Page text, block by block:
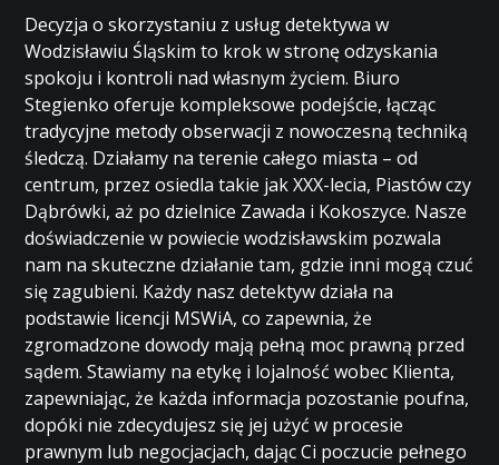
Decyzja o skorzystaniu z usług detektywa w
Wodzisławiu Śląskim to krok w stronę odzyskania
spokoju i kontroli nad własnym życiem. Biuro
Stegienko oferuje kompleksowe podejście, łącząc
tradycyjne metody obserwacji z nowoczesną techniką
śledczą. Działamy na terenie całego miasta – od
centrum, przez osiedla takie jak XXX-lecia, Piastów czy
Dąbrówki, aż po dzielnice Zawada i Kokoszyce. Nasze
doświadczenie w powiecie wodzisławskim pozwala
nam na skuteczne działanie tam, gdzie inni mogą czuć
się zagubieni. Każdy nasz detektyw działa na
podstawie licencji MSWiA, co zapewnia, że
zgromadzone dowody mają pełną moc prawną przed
sądem. Stawiamy na etykę i lojalność wobec Klienta,
zapewniając, że każda informacja pozostanie poufna,
dopóki nie zdecydujesz się jej użyć w procesie
prawnym lub negocjacjach, dając Ci poczucie pełnego